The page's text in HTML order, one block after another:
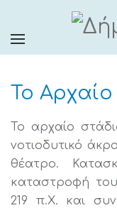
Το Αρχαίο
Το αρχαίο
νοτιοδυτικό
θέατρο.
καταστροφή
219 π.Χ. και